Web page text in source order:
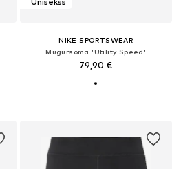
NIKE SPORTSWEAR
Mugursoma 'Utility Speed'
79,90 €